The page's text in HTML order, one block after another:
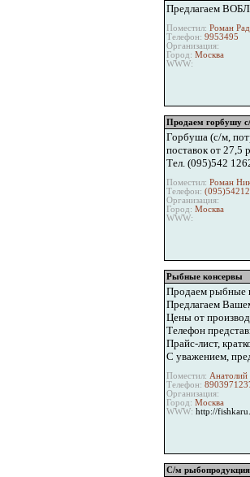
Предлагаем
Поместил: Роман
Телефон: 9953495
Организация:
Город: Москва
WWW:
Продаем горбушу
Горбуша (с/м,
поставок от 27,5
Тел. (095)542
Поместил: Роман
Телефон:
Организация:
Город: Москва
WWW:
Рыбные консервы
Продаем рыбные
Предлагаем
Цены от
Телефон
Прайс-лист,
C уважением,
Поместил: Анатолий
Телефон:
Организация:
Город: Москва
WWW: http://
С/м рыбопродукция